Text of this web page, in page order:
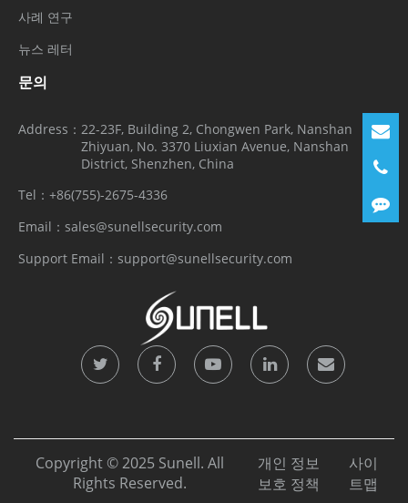
사례 연구
뉴스 레터
문의
Address： 22-23F, Building 2, Chongwen Park, Nanshan
Zhiyuan, No. 3370 Liuxian Avenue, Nanshan
District, Shenzhen, China
Tel： +86(755)-2675-4336
Email： sales@sunellsecurity.com
Support Email： support@sunellsecurity.com
Copyright © 2025 Sunell. All
Rights Reserved.
개인 정보
보호 정책
사이
트맵